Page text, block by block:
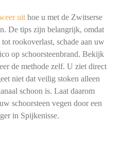
uit hoe u met de Zwitserse
De tips zijn belangrijk, omdat
rookoverlast, schade aan uw
op schoorsteenbrand. Bekijk
de methode zelf. U ziet direct
niet dat veilig stoken alleen
schoon is. Laat daarom
schoorsteen vegen door een
in Spijkenisse.